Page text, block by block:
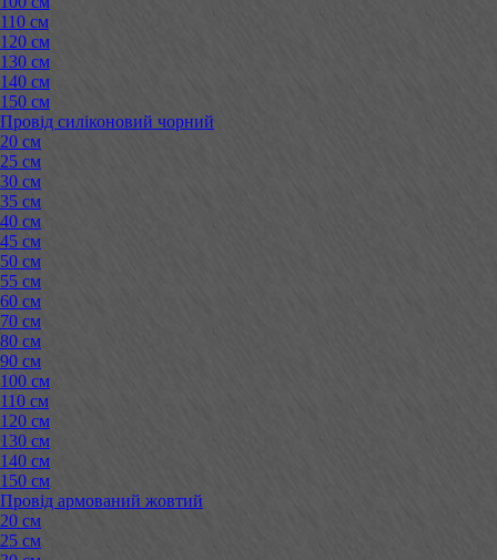
110 см
120 см
130 см
140 см
150 см
Провід силіконовий чорний
20 см
25 см
30 см
35 см
40 см
45 см
50 см
55 см
60 см
70 см
80 см
90 см
100 см
110 см
120 см
130 см
140 см
150 см
Провід армований жовтий
20 см
25 см